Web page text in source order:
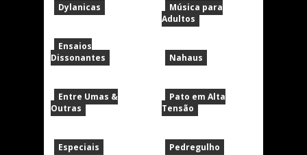
Dylanicas
Ensaios
Dissonantes
Entre Umas &
Outras
Especiais
Música para
Adultos
Nahaus
Pato em Alta
Tensão
Pedregulho